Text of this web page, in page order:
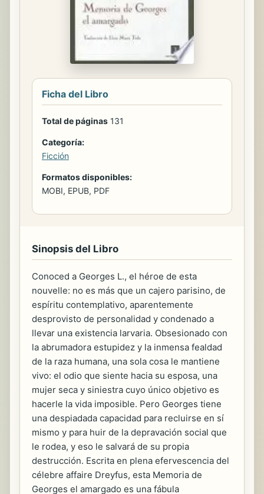
Ficha del Libro
Total de páginas 131
Categoría:
Ficción
Formatos disponibles:
MOBI, EPUB, PDF
Sinopsis del Libro
Conoced a Georges L., el héroe de esta
nouvelle: no es más que un cajero parisino, de
espíritu contemplativo, aparentemente
desprovisto de personalidad y condenado a
llevar una existencia larvaria. Obsesionado con
la abrumadora estupidez y la inmensa fealdad
de la raza humana, una sola cosa le mantiene
vivo: el odio que siente hacia su esposa, una
mujer seca y siniestra cuyo único objetivo es
hacerle la vida imposible. Pero Georges tiene
una despiadada capacidad para recluirse en sí
mismo y para huir de la depravación social que
le rodea, y eso le salvará de su propia
destrucción. Escrita en plena efervescencia del
célebre affaire Dreyfus, esta Memoria de
Georges el amargado es una fábula